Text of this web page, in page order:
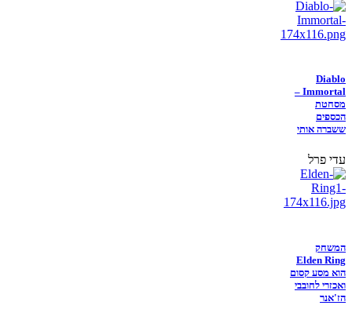
Diablo
Immortal –
מסחטת
הכספים
ששברה אותי
עדי פרל
המשחק
Elden Ring
הוא מסע קסום
ואכזרי לחובבי
הז'אנר